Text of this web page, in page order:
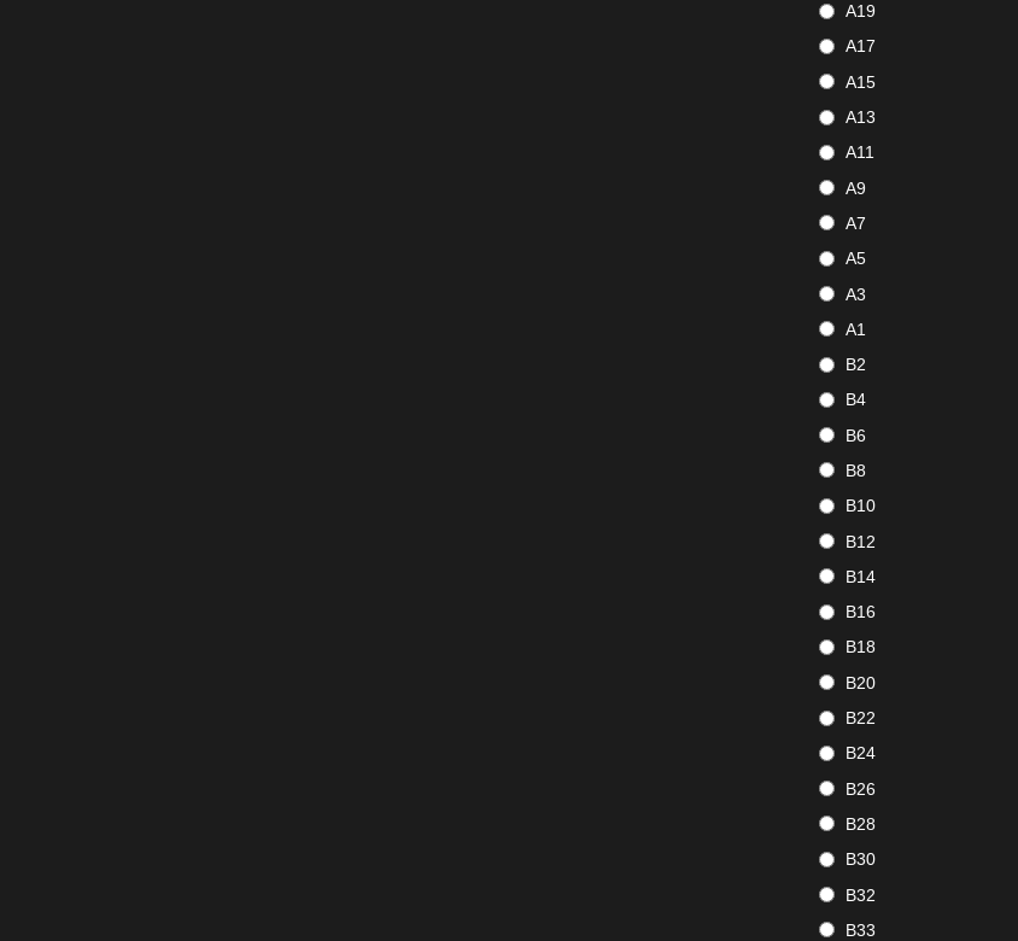
A19
A17
A15
A13
A11
A9
A7
A5
A3
A1
B2
B4
B6
B8
B10
B12
B14
B16
B18
B20
B22
B24
B26
B28
B30
B32
B33